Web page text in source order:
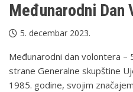
Međunarodni Dan
5. decembar 2023.
Međunarodni dan volontera –
strane Generalne skupštine
1985. godine, svojim